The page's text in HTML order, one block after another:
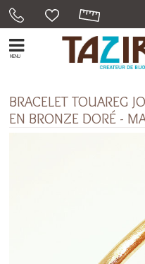
MENU
BRACELET TOUAREG
EN BRONZE DORÉ -